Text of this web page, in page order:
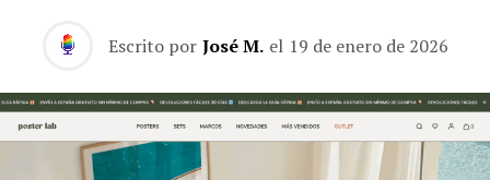
Escrito por José M. el 19 de enero de 2026